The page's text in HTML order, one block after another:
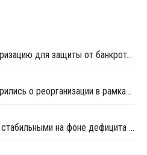
Trinseo проведет реструктуризацию для защиты от банкротства
Trinseo и кредиторы договорились о реорганизации в рамках Главы 11 закона о банкротстве
Цены БФА в США остаются стабильными на фоне дефицита предложения в Азии и роста стоимости грузоперевозок